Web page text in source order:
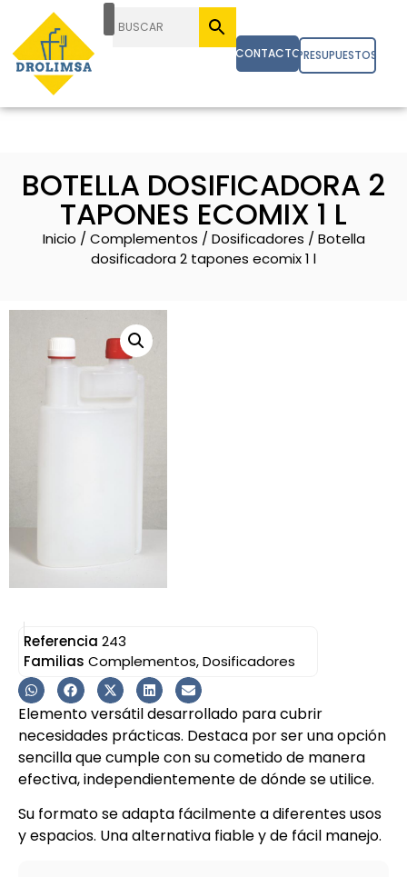
CONTACTOPRESUPUESTOS
BOTELLA DOSIFICADORA 2
TAPONES ECOMIX 1 L
Inicio / Complementos / Dosificadores / Botella
dosificadora 2 tapones ecomix 1 l
Referencia 243
Familias Complementos,Dosificadores
Elemento versátil desarrollado para cubrir
necesidades prácticas. Destaca por ser una opción
sencilla que cumple con su cometido de manera
efectiva, independientemente de dónde se utilice.
Su formato se adapta fácilmente a diferentes usos
y espacios. Una alternativa fiable y de fácil manejo.